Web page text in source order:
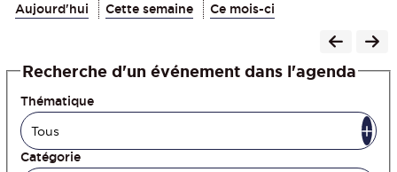
Aujourd'hui Cette semaine Ce mois-ci
Recherche d'un événement dans l'agenda
Thématique
Catégorie